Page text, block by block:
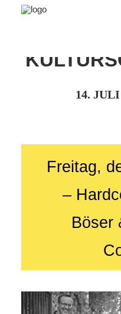
Veranstaltungen
Bürgerzentrum
Search
14.
Freitag,
–
Böser